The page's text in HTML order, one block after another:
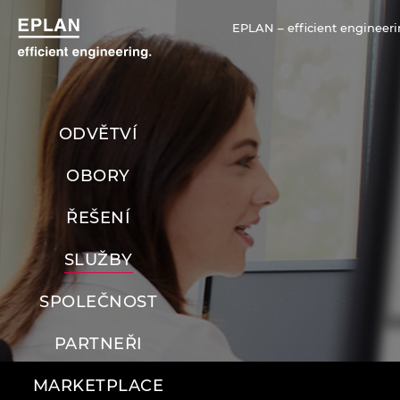
EPLAN – efficient
ODVĚTVÍ
OBORY
ŘEŠENÍ
SLUŽBY
SPOLEČNOST
PARTNEŘI
MARKETPLACE